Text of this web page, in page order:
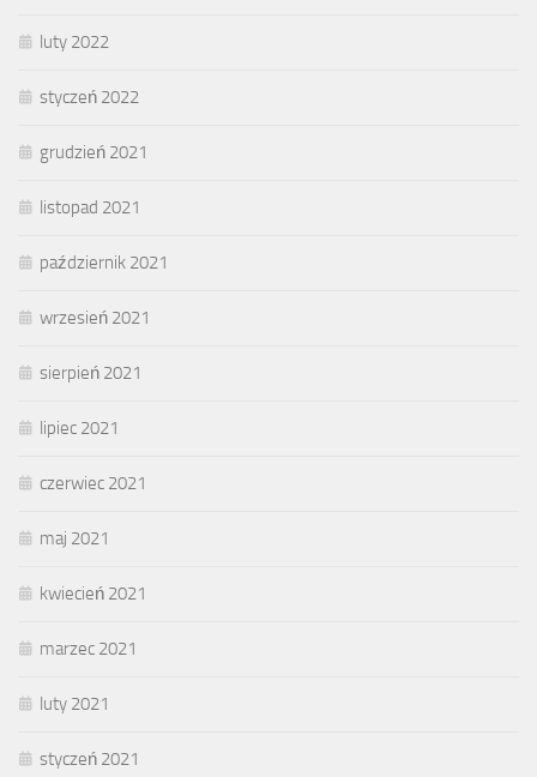
luty 2022
styczeń 2022
grudzień 2021
listopad 2021
październik 2021
wrzesień 2021
sierpień 2021
lipiec 2021
czerwiec 2021
maj 2021
kwiecień 2021
marzec 2021
luty 2021
styczeń 2021